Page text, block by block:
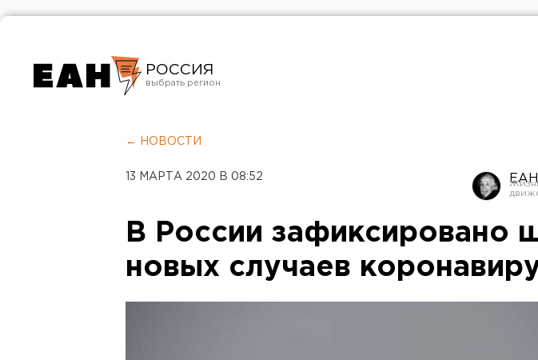
РОССИЯ
Челябинск
← НОВОСТИ
13 МАРТА 2020 В 08:52
В России зафиксировано
новых случаев